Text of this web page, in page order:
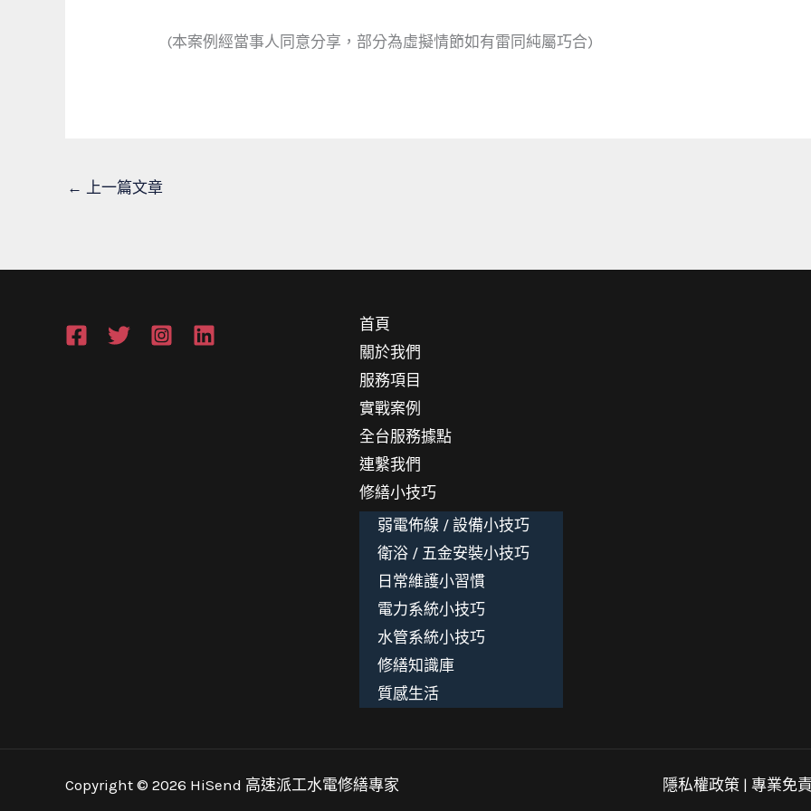
(本案例經當事人同意分享，部分為虛擬情節如有雷同純屬巧合)
← 上一篇文章
首頁
關於我們
服務項目
實戰案例
全台服務據點
連繫我們
修繕小技巧
弱電佈線 / 設備小技巧
衛浴 / 五金安裝小技巧
日常維護小習慣
電力系統小技巧
水管系統小技巧
修繕知識庫
質感生活
Copyright © 2026 HiSend 高速派工水電修繕專家 隱私權政策 | 專業免